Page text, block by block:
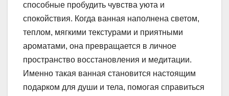
способные пробудить чувства уюта и
спокойствия. Когда ванная наполнена светом,
теплом, мягкими текстурами и приятными
ароматами, она превращается в личное
пространство восстановления и медитации.
Именно такая ванная становится настоящим
подарком для души и тела, помогая справиться